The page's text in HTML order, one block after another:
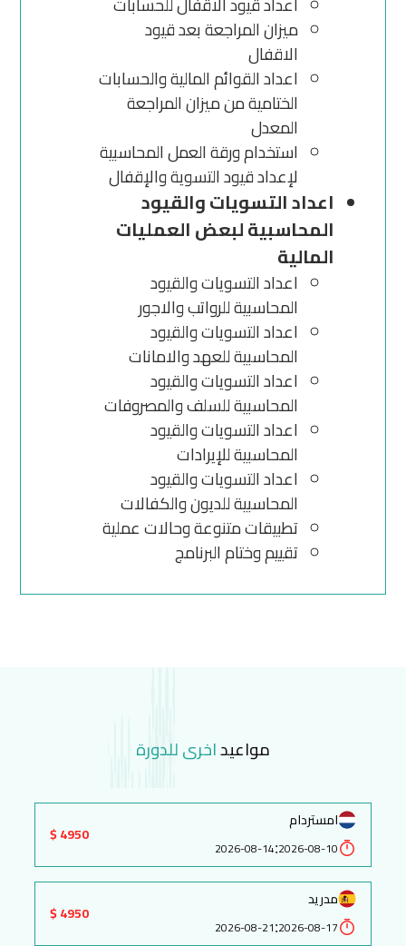
ميزان المراجعة بعد قيود
الاقفال
اعداد القوائم المالية والحسابات
الختامية من ميزان المراجعة
المعدل
استخدام ورقة العمل المحاسبية
لإعداد قيود التسوية والإقفال
اعداد التسويات والقيود
المحاسبية لبعض العمليات
المالية
اعداد التسويات والقيود
المحاسبية للرواتب والاجور
اعداد التسويات والقيود
المحاسبية للعهد والامانات
اعداد التسويات والقيود
المحاسبية للسلف والمصروفات
اعداد التسويات والقيود
المحاسبية للإيرادات
اعداد التسويات والقيود
المحاسبية للديون والكفالات
تطبيقات متنوعة وحالات عملية
تقييم وختام البرنامج
مواعيداخرى للدورة
امستردام
2026-08-10
:
2026-08-14
4950 $
مدريد
2026-08-17
:
2026-08-21
4950 $